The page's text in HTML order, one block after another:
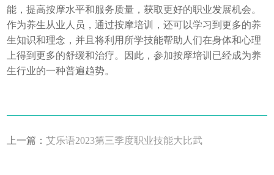
能，提高按摩水平和服务质量，获取更好的职业发展机会。
作为养生从业人员，通过按摩培训，还可以学习到更多的养
生知识和理念，并且将利用所学技能帮助人们在身体和心理
上得到更多的舒缓和治疗。因此，参加按摩培训已经成为养
生行业的一种普遍趋势。
上一篇：艾乐语2023第三季度职业技能大比武